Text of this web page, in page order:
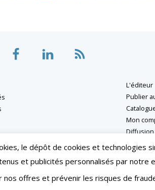
L'éditeur
Publier
Mon
Nous
| Conditions générales de vente | Copyright
le dépôt de cookies et technologies
et publicités personnalisés par
nos offres et prévenir les risques de